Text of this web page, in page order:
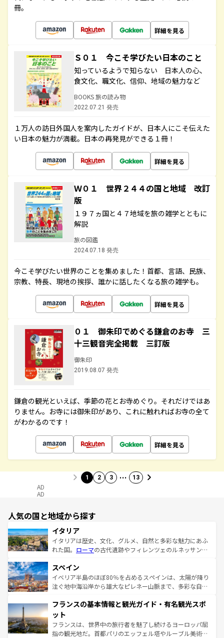
冊。
詳細を見る
Ｓ０１ 今こそ学びたい日本のこと
知っているようで知らない 日本人の心、
食文化、職文化、信仰、地域の魅力など
BOOKS 旅の読み物
2022.07.21 発売
１万人の訪日外国人を案内したガイドが、日本人にこそ伝えた
い日本の魅力が満載。日本の再発見ができる１冊！
詳細を見る
Ｗ０１ 世界２４４の国と地域 改訂
版
１９７ヵ国と４７地域を旅の雑学とともに
解説
旅の図鑑
2024.07.18 発売
今こそ学びたい世界のことを集めました！首都、言語、民族、
宗教、特長、現地の挨拶、誰かに話したくなる旅の雑学も。
詳細を見る
０１ 御朱印でめぐる鎌倉のお寺 三
十三観音完全掲載 三訂版
御朱印
2019.08.07 発売
鎌倉の観光といえば、季節の花とお寺めぐり。それだけではあ
りません。お寺には御朱印があり、これに触れればお寺の全て
がわかるのです！
詳細を見る
1 2 3 … 13
AD
AD
人気の国と地域から探す
イタリア
イタリアは歴史、文化、グルメ、自然と多彩な魅力にあふ
れた国。 ローマの古代遺跡やフィレンツェのルネッサンス
ろん、トスカーナの美しい田園風景やアマルフィ海岸の絶
景など、自然景観も見逃せない。観光の合間には、本場の
ピザやパスタなど、絶品のイタリア料理を堪能することも
ませてくれるイタリアで、忘れられない旅をしてみよう！
なお、新着のイタリア情報は
しい。
スペイン
イベリア半島のほぼ80％を占めるスペインは、太陽が降り
注ぐ地中海沿岸から雄大なピレネー山脈まで、多彩な自然
文化が根付くこの国では、情熱的なフラメンコ、熱気あふ
れる闘牛、そして美味しいタパスが生活の一部となってい
る。首都マドリードの洗練された雰囲気や、バルセロナの
アートに溢れた街角から、地方では古代ローマ遺跡や中世
フランスの基本情報と観光ガイド・有名観光スポ
ット
フランスは、世界中の旅行者を魅了し続けるヨーロッパ屈
指の観光地だ。首都パリのエッフェル塔やルーブル美術館